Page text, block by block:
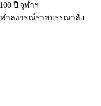
ปี จุฬาฯ
ฬาลงกรณ์ราชบรรณาลัย